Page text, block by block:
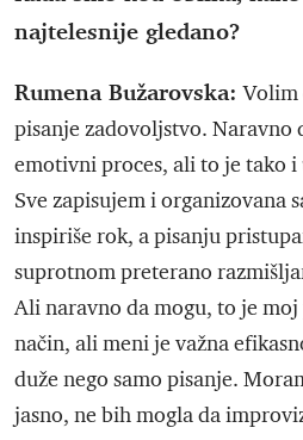
najtelesnije gledano?
Rumena Bužarovska:Volim
pisanje zadovoljstvo. Naravno
emotivni proces, ali to je tako
Sve zapisujem i organizovana
inspiriše rok, a pisanju
suprotnom preterano
Ali naravno da mogu, to je
način, ali meni je važna
duže nego samo pisanje.
jasno, ne bih mogla da